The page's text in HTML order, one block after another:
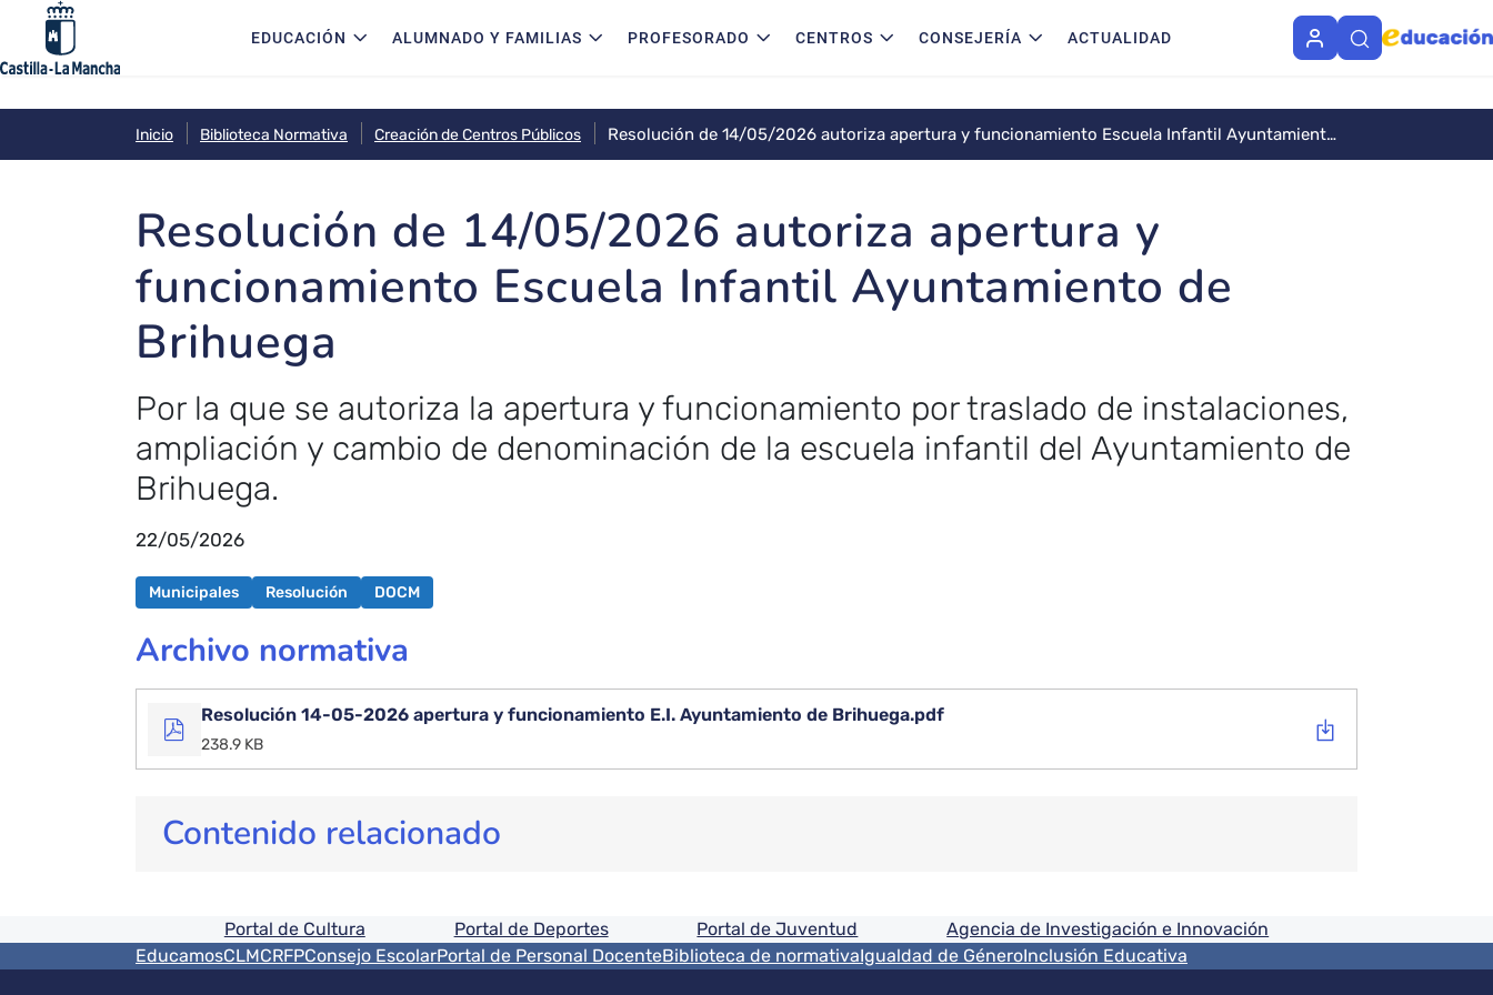
Pasar al contenido principalNavegación principal
EDUCACIÓN ALUMNADO Y FAMILIAS PROFESORADO CENTROS CONSEJERÍA ACTUALIDAD
Inicio Biblioteca Normativa Creación de Centros Públicos
Resolución de 14/05/2026 autoriza apertura y funcionamiento Escuela Infantil Ayuntamiento
de Brihuega
Resolución de 14/05/2026 autoriza apertura y
funcionamiento Escuela Infantil Ayuntamiento de
Brihuega
Por la que se autoriza la apertura y funcionamiento por traslado de instalaciones,
ampliación y cambio de denominación de la escuela infantil del Ayuntamiento de
Brihuega.
22/05/2026
Municipales Resolución DOCM
Archivo normativa
Resolución 14-05-2026 apertura y funcionamiento E.I. Ayuntamiento de Brihuega.pdf
238.9 KB
Contenido relacionado
Pie de pagina información
Portal de Cultura Portal de Deportes Portal de Juventud Agencia de Investigación e Innovación
Menú del pie
EducamosCLMCRFPConsejo EscolarPortal de Personal DocenteBiblioteca de normativaIgualdad de GéneroInclusión Educativa